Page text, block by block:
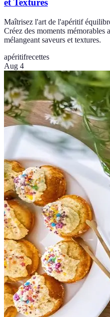
et Textures
Maîtrisez l'art de l'apéritif
Créez des moments mémorables
mélangeant saveurs et textures.
apéritifrecettes
Aug 4